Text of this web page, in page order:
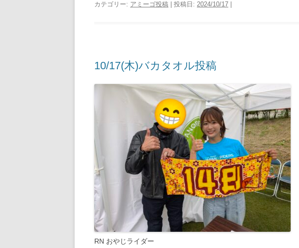
カテゴリー: アミーゴ投稿 | 投稿日: 2024/10/17
10/17(木)バカタオル投稿
RN おやじライダー